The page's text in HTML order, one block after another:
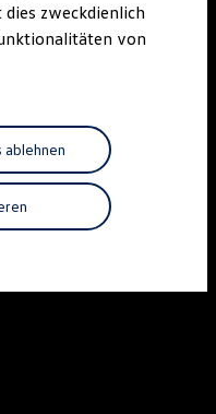
zweckdienlich
von
ablehnen